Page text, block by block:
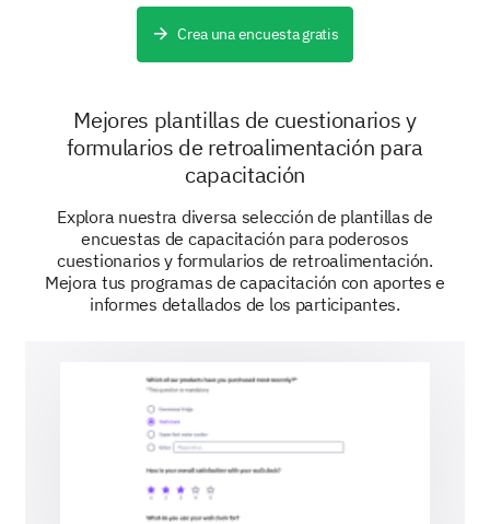
Otro:
Algunos detalles sobre ti para finalizar.
¿Cuál es tu rol laboral actual?
Crea una encuesta gratis
Mejores plantillas de cuestionarios y
formularios de retroalimentación para
capacitación
Explora nuestra diversa selección de plantillas de
encuestas de capacitación para poderosos
cuestionarios y formularios de retroalimentación.
Mejora tus programas de capacitación con aportes e
informes detallados de los participantes.